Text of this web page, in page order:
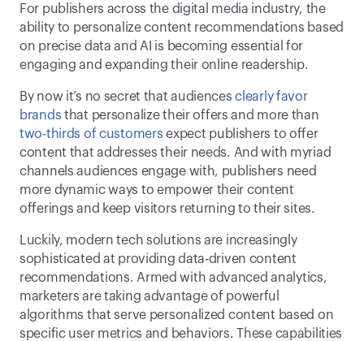
For publishers across the digital media industry, the
ability to personalize content recommendations based
on precise data and AI is becoming essential for
engaging and expanding their online readership.
By now it’s no secret that audiences clearly favor
brands
two-thirds of customers expect publishers to offer
content that addresses their needs. And with myriad
channels audiences engage with, publishers need
more dynamic ways to empower their content
offerings and keep visitors returning to their sites.
Luckily, modern tech solutions are increasingly
sophisticated at providing data-driven content
recommendations. Armed with advanced analytics,
marketers are taking advantage of powerful
algorithms that serve personalized content based on
specific user metrics and behaviors. These capabilities